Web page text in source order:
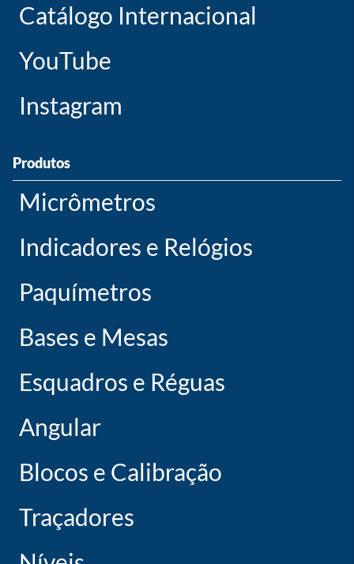
Catálogo Internacional
YouTube
Instagram
Produtos
Micrômetros
Indicadores e Relógios
Paquímetros
Bases e Mesas
Esquadros e Réguas
Angular
Blocos e Calibração
Traçadores